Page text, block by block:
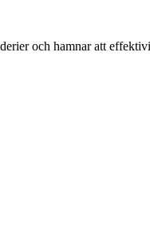
och hamnar att